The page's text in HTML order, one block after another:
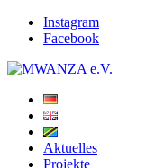
Instagram
Facebook
Aktuelles
Projekte